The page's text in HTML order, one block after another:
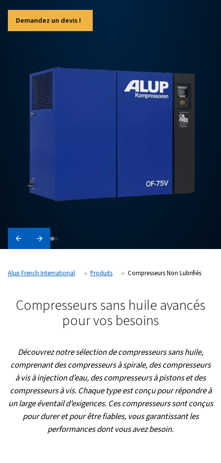
l’air est cruciale, telles que l’industrie
l’agroalimentaire et la fabrication d’équipements
Demandez un devis !
Alup French International Produits Compresseurs
Compresseurs sans huile